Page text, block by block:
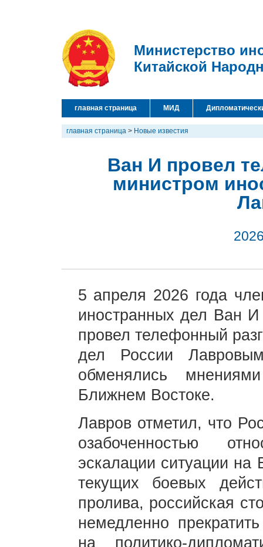
Министерство
Китайской
главная страница МИД
главная страница > Новые известия
Ван И провел
министром
5 апреля 2026 года
иностранных дел Ван И
провел телефонный
дел России
обменялись
Ближнем Востоке.
Лавров отметил, что
озабоченностью
эскалации ситуации на
текущих боевых
пролива, российская
немедленно
на политико-